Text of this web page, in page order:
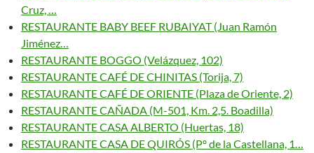
Cruz, …
RESTAURANTE BABY BEEF RUBAIYAT (Juan Ramón
Jiménez…
RESTAURANTE BOGGO (Velázquez, 102)
RESTAURANTE CAFÉ DE CHINITAS (Torija, 7)
RESTAURANTE CAFÉ DE ORIENTE (Plaza de Oriente, 2)
RESTAURANTE CAÑADA (M-501, Km. 2,5. Boadilla)
RESTAURANTE CASA ALBERTO (Huertas, 18)
RESTAURANTE CASA DE QUIRÓS (Pº de la Castellana, 1…